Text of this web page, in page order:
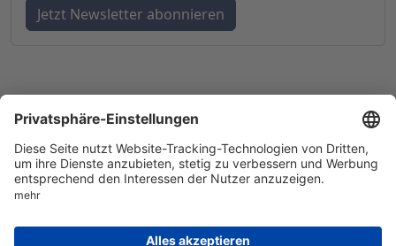
© 1998-2026by GSC Research GmbH
Datenschutz